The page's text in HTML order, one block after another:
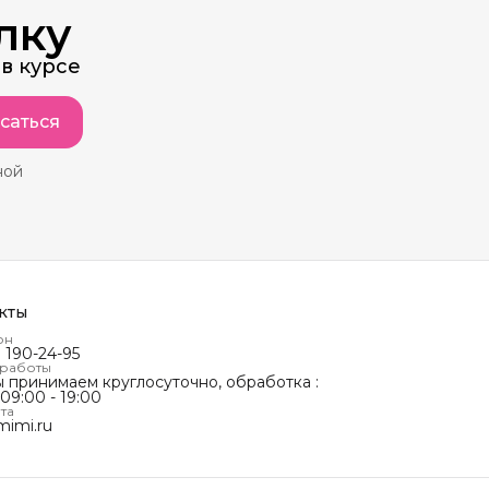
курсе
190-24-95
принимаем круглосуточно, обработка :
- 19:00